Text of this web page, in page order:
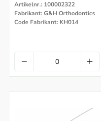
Artikelnr.: 100002322
Fabrikant: G&H Orthodontics
Code Fabrikant: KH014